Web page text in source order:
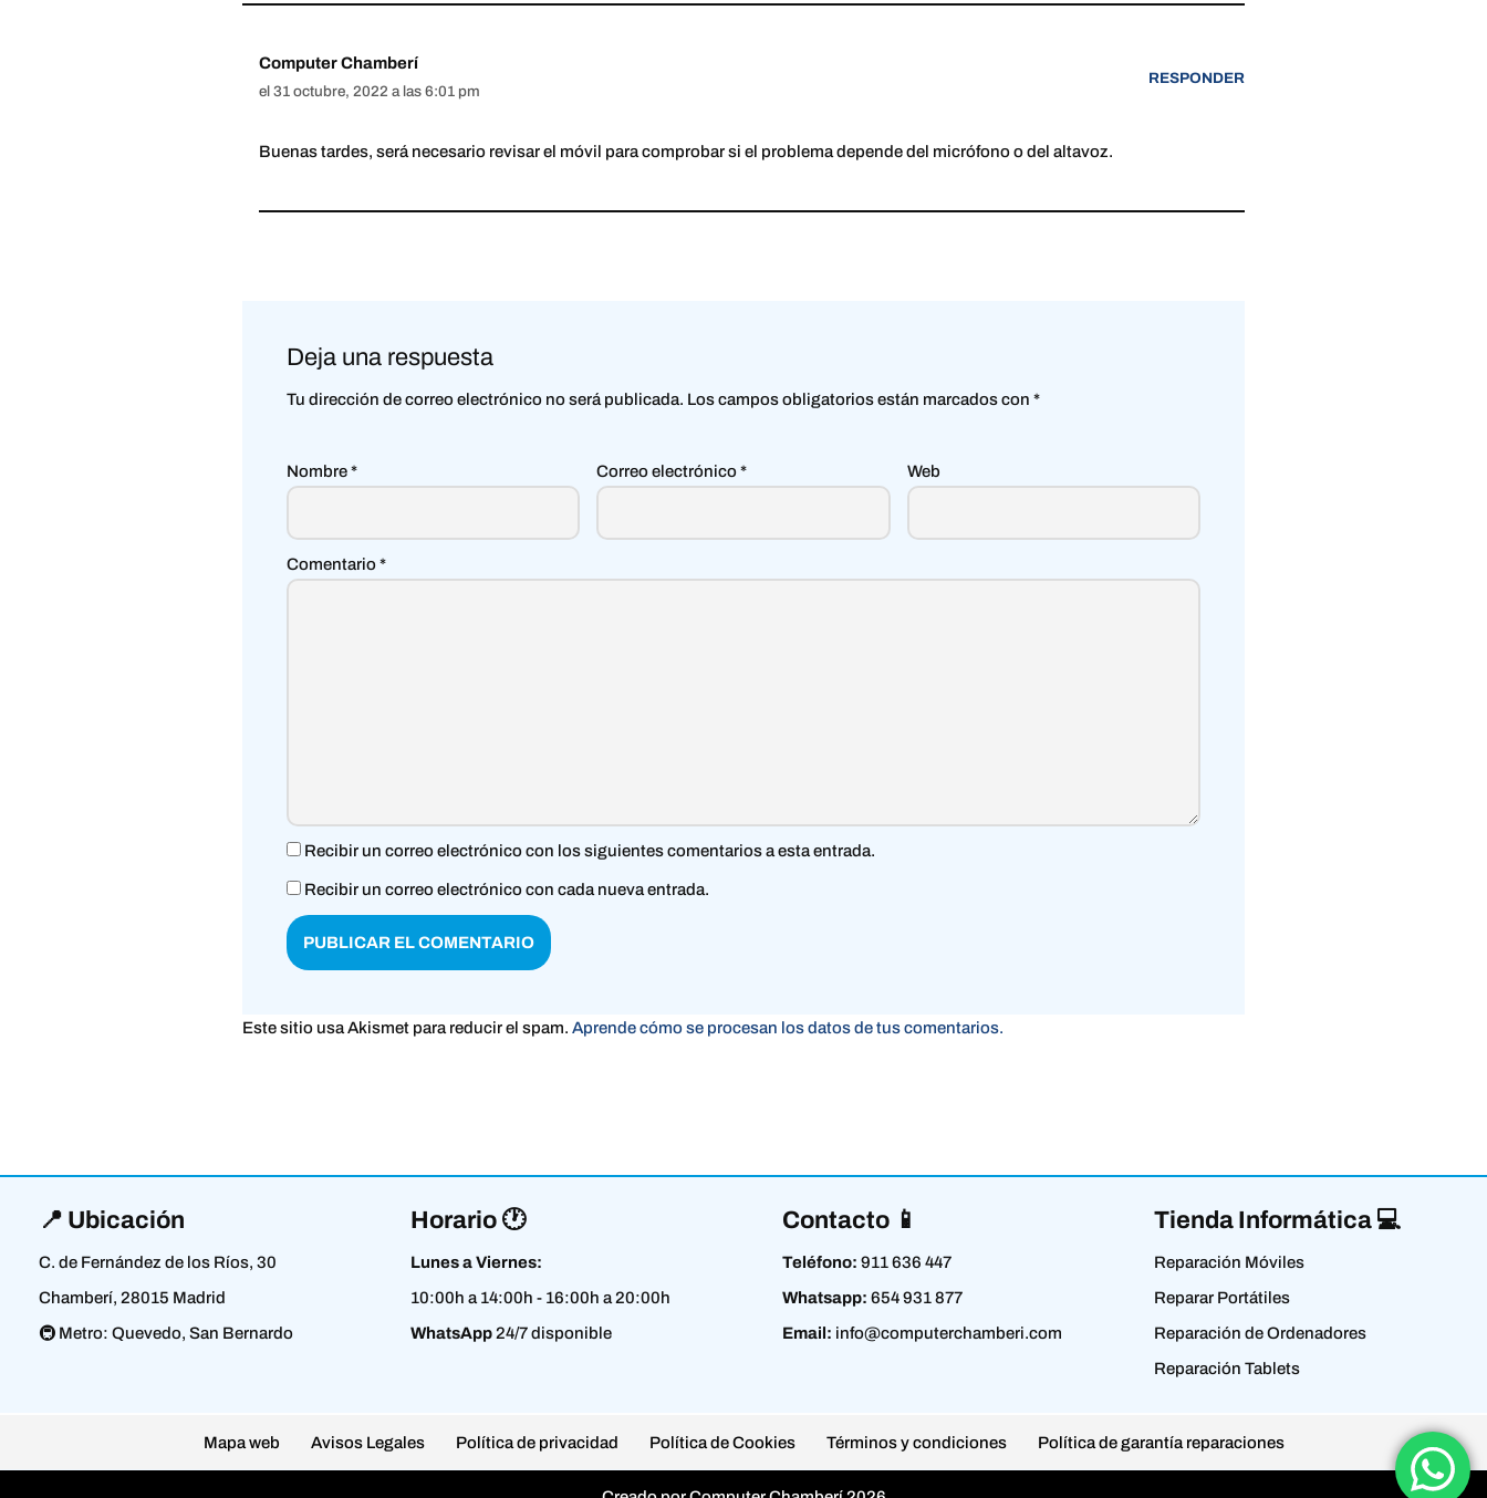
Computer Chamberí
el 31 octubre, 2022 a las 6:01 pm
RESPONDER
Buenas tardes, será necesario revisar el móvil para comprobar si el problema depende del micrófono o del altavoz.
Deja una respuesta
Tu dirección de correo electrónico no será publicada. Los campos obligatorios están marcados con *
Nombre* Correo electrónico* Web
Comentario*
Recibir un correo electrónico con los siguientes comentarios a esta entrada.
Recibir un correo electrónico con cada nueva entrada.
Este sitio usa Akismet para reducir el spam. Aprende cómo se procesan los datos de tus comentarios.
📍 Ubicación
C. de Fernández de los Ríos, 30
Chamberí, 28015 Madrid
🚇 Metro: Quevedo, San Bernardo
Horario 🕐
Lunes a Viernes:
10:00h a 14:00h - 16:00h a 20:00h
WhatsApp 24/7 disponible
Contacto 📱
Teléfono: 911 636 447
Whatsapp: 654 931 877
Email: info@computerchamberi.com
Tienda Informática 💻
Reparación Móviles
Reparar Portátiles
Reparación de Ordenadores
Reparación Tablets
Mapa web Avisos Legales Política de privacidad Política de Cookies Términos y condiciones Política de garantía reparaciones